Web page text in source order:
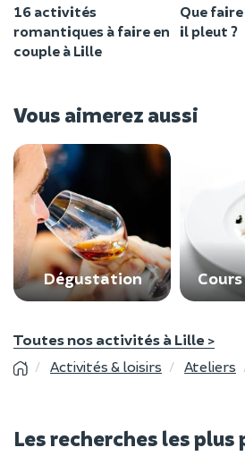
16 activités
romantiques à faire en
couple à Lille
Que
il pleut ?
Vous aimerez aussi
Dégustation
Toutes nos activités à Lille >
Activités & loisirs Ateliers
Les recherches les plus